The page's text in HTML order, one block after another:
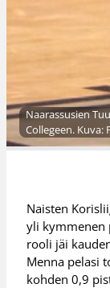
Naarassusien
Collegeen. Kuva:
Naisten
yli kymmenen
rooli jäi
Menna pelasi
kohden 0,9